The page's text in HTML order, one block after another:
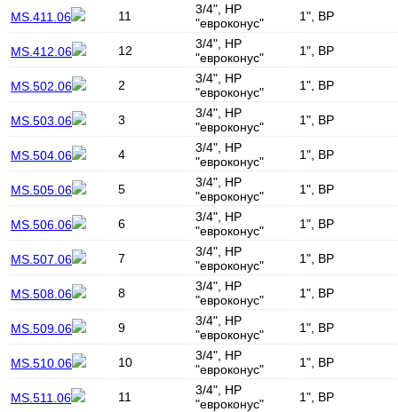
MS.411.06 11
3/4", НР
"евроконус"
1", ВР
MS.412.06 12
3/4", НР
"евроконус"
1", ВР
MS.502.06 2
3/4", НР
"евроконус"
1", ВР
MS.503.06 3
3/4", НР
"евроконус"
1", ВР
MS.504.06 4
3/4", НР
"евроконус"
1", ВР
MS.505.06 5
3/4", НР
"евроконус"
1", ВР
MS.506.06 6
3/4", НР
"евроконус"
1", ВР
MS.507.06 7
3/4", НР
"евроконус"
1", ВР
MS.508.06 8
3/4", НР
"евроконус"
1", ВР
MS.509.06 9
3/4", НР
"евроконус"
1", ВР
MS.510.06 10
3/4", НР
"евроконус"
1", ВР
MS.511.06 11
3/4", НР
"евроконус"
1", ВР